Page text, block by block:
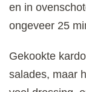
en in
ongeveer 25
Gekookte
salades, maar